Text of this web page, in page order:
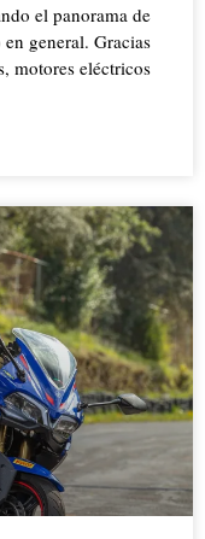
el panorama de
general. Gracias
motores eléctricos